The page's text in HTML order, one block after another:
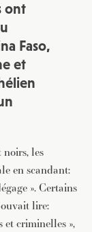
ont
Faso,
et
les
en scandant:
». Certains
lire:
et criminelles »,